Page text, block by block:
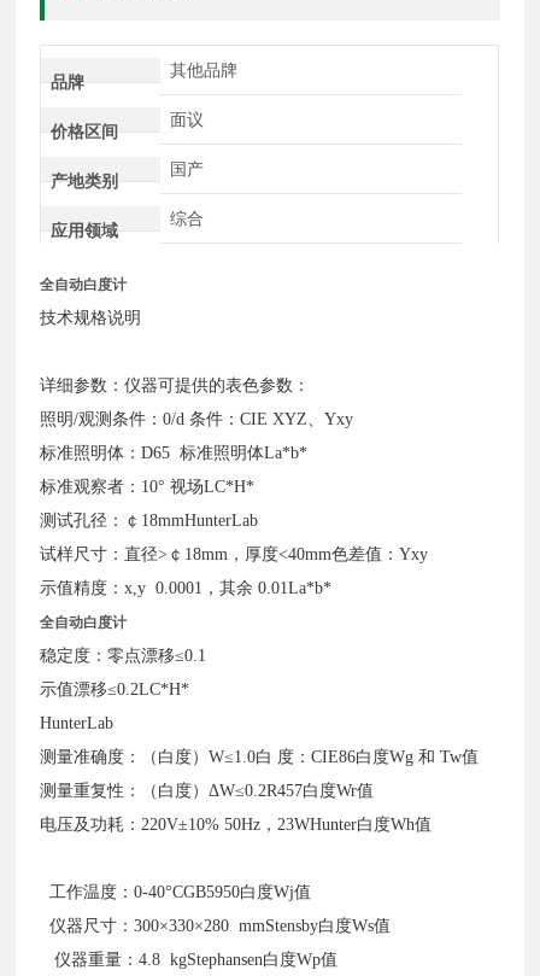
品牌
其他品牌
价格区间
面议
产地类别
国产
应用领域
综合
全自动白度计
技术规格说明
详细参数：仪器可提供的表色参数：
照明/观测条件：0/d 条件：CIE XYZ、Yxy
标准照明体：D65 标准照明体La*b*
标准观察者：10° 视场LC*H*
测试孔径：￠18mmHunterLab
试样尺寸：直径>￠18mm，厚度<40mm色差值：Yxy
示值精度：x,y 0.0001，其余 0.01La*b*
全自动白度计
稳定度：零点漂移≤0.1
示值漂移≤0.2LC*H*
HunterLab
测量准确度：（白度）W≤1.0白 度：CIE86白度Wg 和 Tw值
测量重复性：（白度）ΔW≤0.2R457白度Wr值
电压及功耗：220V±10% 50Hz，23WHunter白度Wh值
工作温度：0-40°CGB5950白度Wj值
仪器尺寸：300×330×280 mmStensby白度Ws值
仪器重量：4.8 kgStephansen白度Wp值